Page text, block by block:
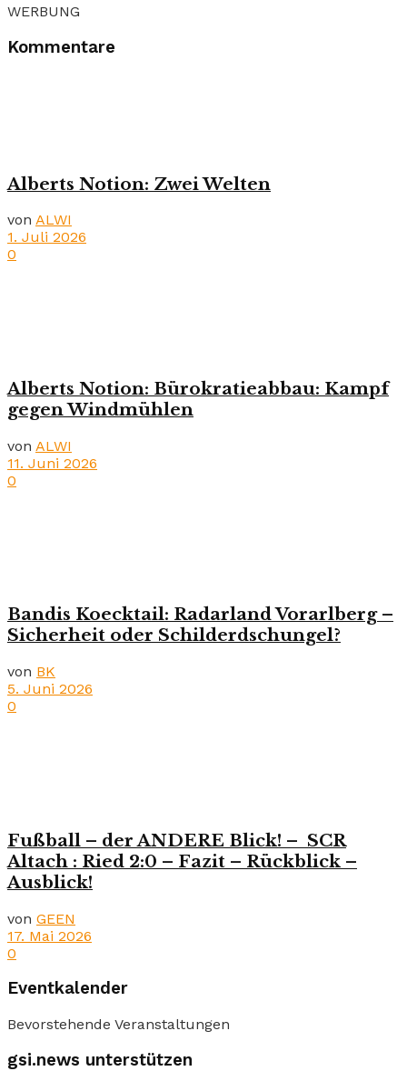
WERBUNG
Kommentare
Alberts Notion: Zwei Welten
von ALWI
1. Juli 2026
0
Alberts Notion: Bürokratieabbau: Kampf
gegen Windmühlen
von ALWI
11. Juni 2026
0
Bandis Koecktail: Radarland Vorarlberg –
Sicherheit oder Schilderdschungel?
von BK
5. Juni 2026
0
Fußball – der ANDERE Blick! – SCR
Altach : Ried 2:0 – Fazit – Rückblick –
Ausblick!
von GEEN
17. Mai 2026
0
Eventkalender
Bevorstehende Veranstaltungen
gsi.news unterstützen